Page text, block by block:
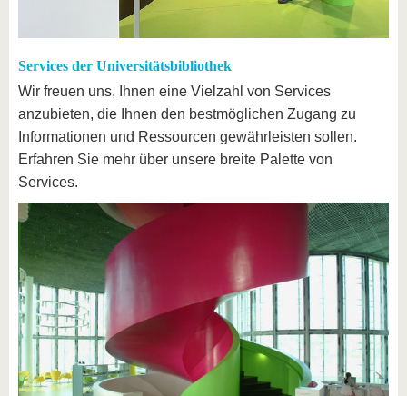
Services der Universitätsbibliothek
Wir freuen uns, Ihnen eine Vielzahl von Services
anzubieten, die Ihnen den bestmöglichen Zugang zu
Informationen und Ressourcen gewährleisten sollen.
Erfahren Sie mehr über unsere breite Palette von
Services.